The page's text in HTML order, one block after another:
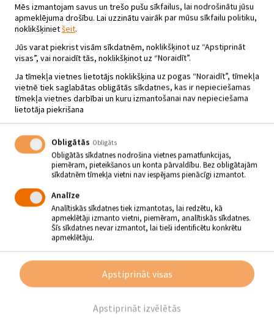
RUBENES PAGASTA SVĒTKU
IETVAROS – TEĀTRA IZRĀDE
“ALFREDA LEIGOVAS”
23.05.2024 - plkst.19.00
Mēs izmantojam savus un trešo pušu sīkfailus, lai nodrošinātu jūsu
apmeklējuma drošību. Lai uzzinātu vairāk par mūsu sīkfailu politiku,
noklikšķinietšeit.
Jūs varat piekrist visām sīkdatnēm, noklikšķinot uz “Apstiprināt
visas”, vai noraidīt tās, noklikšķinot uz “Noraidīt”.
Ja tīmekļa vietnes lietotājs noklikšķina uz pogas “Noraidīt”, tīmekļa
vietnē tiek saglabātas obligātās sīkdatnes, kas ir nepieciešamas
tīmekļa vietnes darbībai un kuru izmantošanai nav nepieciešama
lietotāja piekrišana
Obligātās Obligāts
Obligātās sīkdatnes nodrošina vietnes pamatfunkcijas,
piemēram, pieteikšanos un konta pārvaldību. Bez obligātajām
sīkdatnēm tīmekļa vietni nav iespējams pienācīgi izmantot.
Analīze
Analītiskās sīkdatnes tiek izmantotas, lai redzētu, kā
apmeklētāji izmanto vietni, piemēram, analītiskās sīkdatnes.
Šīs sīkdatnes nevar izmantot, lai tieši identificētu konkrētu
apmeklētāju.
Apstiprināt izvēlētās
Apstiprināt visas